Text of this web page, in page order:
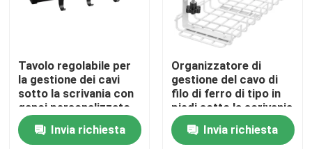
Hardware per scaffalature metalliche
Gambe di tavolo metalliche
Connettori per legno metallico
Tavolo regolabile per
la gestione dei cavi
sotto la scrivania con
ganci personalizzato
ISO9001 Rohs CE
Invia richiesta
Organizzatore di
gestione del cavo di
filo di ferro di tipo in
piedi sotto la scrivania
390x160x125mm
Invia richiesta